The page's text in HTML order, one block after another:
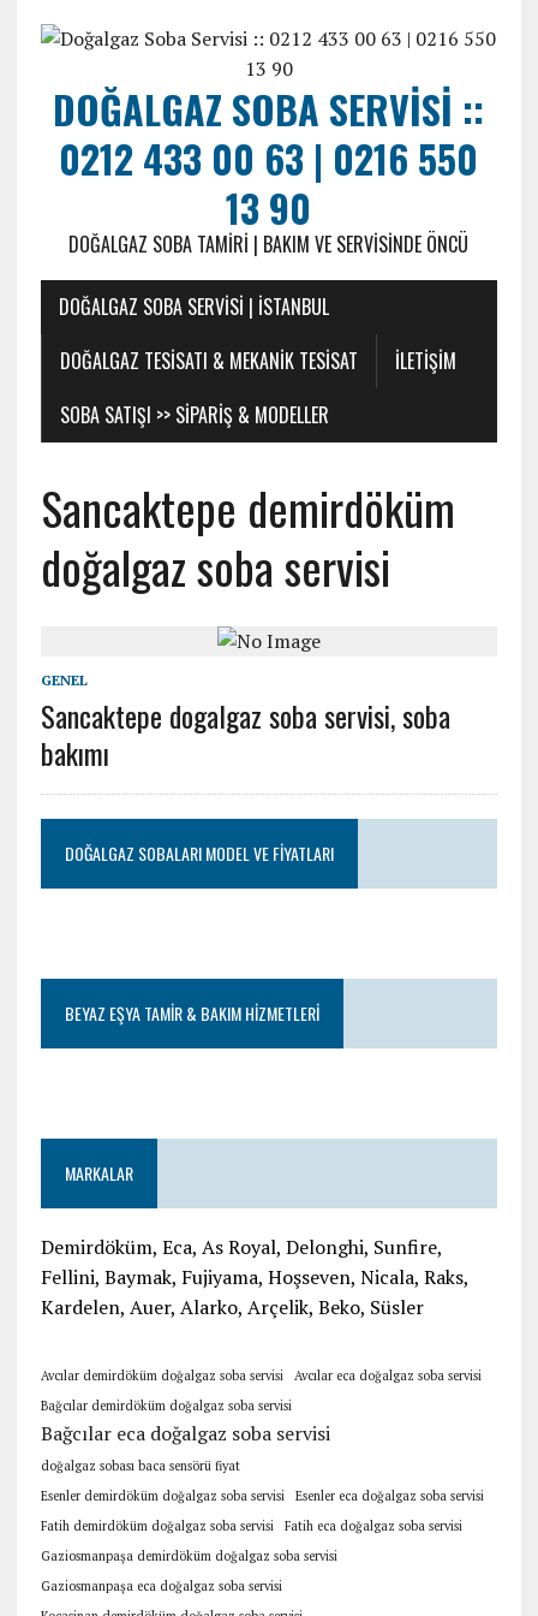
DOĞALGAZ SOBA SERVISI ::
0212 433 00 63 | 0216 550
13 90
DOĞALGAZ SOBA TAMIRI | BAKIM VE SERVISINDE ÖNCÜ
DOĞALGAZ SOBA SERVISI | İSTANBUL
DOĞALGAZ TESISATI & MEKANIK TESISAT
ILETIŞIM
SOBA SATIŞI >> SIPARIŞ & MODELLER
Sancaktepe demirdöküm
doğalgaz soba servisi
GENEL
Sancaktepe dogalgaz soba servisi, soba
bakımı
DOĞALGAZ SOBALARI MODEL VE FIYATLARI
BEYAZ EŞYA TAMIR & BAKIM HIZMETLERI
MARKALAR
Demirdöküm, Eca, As Royal, Delonghi, Sunfire,
Fellini, Baymak, Fujiyama, Hoşseven, Nicala, Raks,
Kardelen, Auer, Alarko, Arçelik, Beko, Süsler
Avcılar demirdöküm doğalgaz soba servisi
Avcılar eca doğalgaz soba servisi
Bağcılar demirdöküm doğalgaz soba servisi
Bağcılar eca doğalgaz soba servisi
doğalgaz sobası baca sensörü fiyat
Esenler demirdöküm doğalgaz soba servisi
Esenler eca doğalgaz soba servisi
Fatih demirdöküm doğalgaz soba servisi
Fatih eca doğalgaz soba servisi
Gaziosmanpaşa demirdöküm doğalgaz soba servisi
Gaziosmanpaşa eca doğalgaz soba servisi